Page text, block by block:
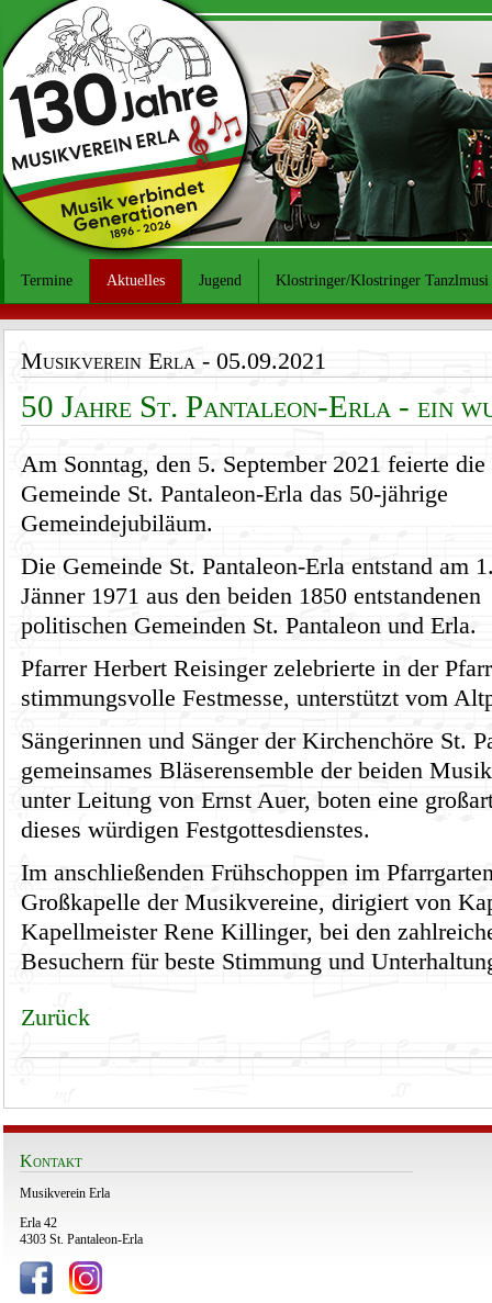
Termine Aktuelles Jugend Klostringer/Klostringer Tanzlmusi
Musikverein Erla- 05.09.2021
50 Jahre St. Pantaleon-Erla - ein
Am Sonntag, den 5. September 2021 feierte die
Gemeinde St. Pantaleon-Erla das 50-jährige
Gemeindejubiläum.
Die Gemeinde St. Pantaleon-Erla entstand am
Jänner 1971 aus den beiden 1850 entstandenen
politischen Gemeinden St. Pantaleon und Erla.
Pfarrer Herbert Reisinger zelebrierte in der
stimmungsvolle Festmesse, unterstützt vom
Sängerinnen und Sänger der Kirchenchöre St.
gemeinsames Bläserensemble der beiden
unter Leitung von Ernst Auer, boten eine
dieses würdigen Festgottesdienstes.
Im anschließenden Frühschoppen im
Großkapelle der Musikvereine, dirigiert von
Kapellmeister Rene Killinger, bei den
Besuchern für beste Stimmung und
Zurück
Kontakt
Musikverein Erla
Erla 42
4303 St. Pantaleon-Erla